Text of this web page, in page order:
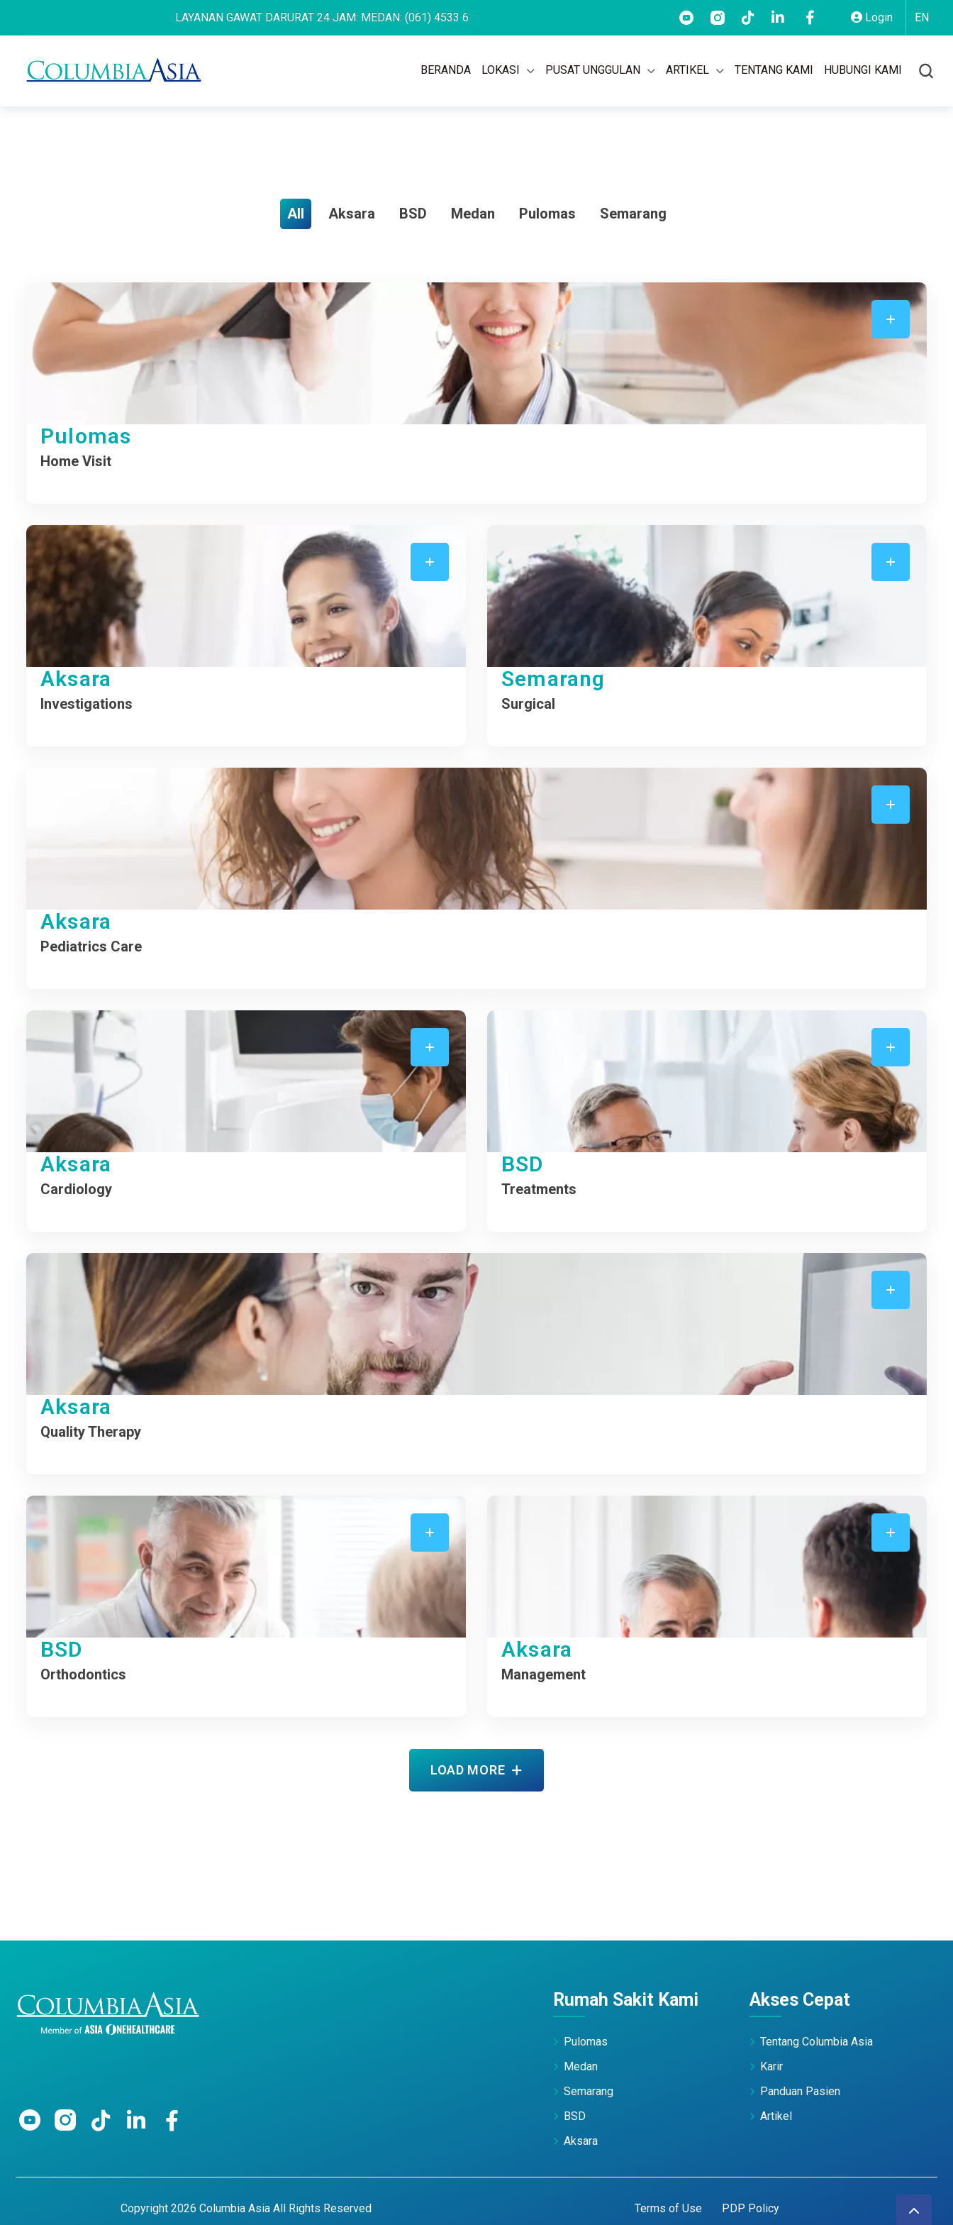
Login EN
LAYANAN GAWAT DARURAT 24 JAM: MEDAN: (061) 4533 636SEMARANG: (024) 762 7676 PULOMAS: (021) 2955 9499 AKSARA: 150 101 BSD: (021) 5569 1777
BERANDA LOKASI PUSAT UNGGULAN ARTIKEL TENTANG KAMI HUBUNGI KAMI
All Aksara BSD Medan Pulomas Semarang
Pulomas
Home Visit
Aksara
Investigations
Semarang
Surgical
Aksara
Pediatrics Care
Aksara
Cardiology
BSD
Treatments
Aksara
Quality Therapy
BSD
Orthodontics
Aksara
Management
LOAD MORE
Rumah Sakit Kami
Pulomas
Medan
Semarang
BSD
Aksara
Akses Cepat
Tentang Columbia Asia
Karir
Panduan Pasien
Artikel
Copyright 2026 Columbia Asia All Rights Reserved Terms of Use PDP Policy